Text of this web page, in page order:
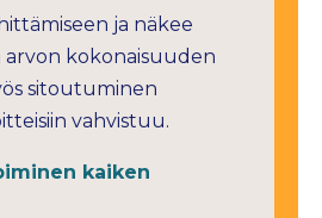
ja näkee
arvon kokonaisuuden
sitoutuminen
vahvistuu.
kaiken